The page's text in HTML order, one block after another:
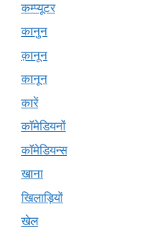
कम्प्यूटर
कानुन
क़ानून
कानून
कारें
कॉमेडियनों
कॉमेडियन्स
खाना
खिलाड़ियों
खेल